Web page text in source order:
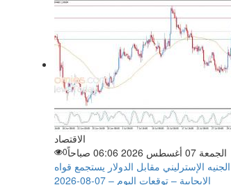
الاقتصاد
الجمعة 07 أغسطس 2026 06:06 صباحاً
0
الإسترليني مقابل الدولار يستجمع قواه
الإيجابية – توقعات اليوم – 07-08-2026